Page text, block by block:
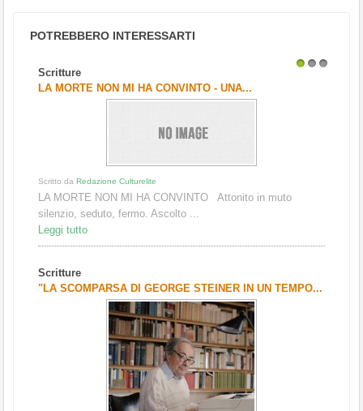
POTREBBERO INTERESSARTI
Scritture
LA MORTE NON MI HA CONVINTO - UNA...
Scritto da Redazione Culturelite
LA MORTE NON MI HA CONVINTO Attonito in muto
silenzio, seduto, fermo. Ascolto ...
Leggi tutto
Scritture
"LA SCOMPARSA DI GEORGE STEINER IN UN TEMPO...